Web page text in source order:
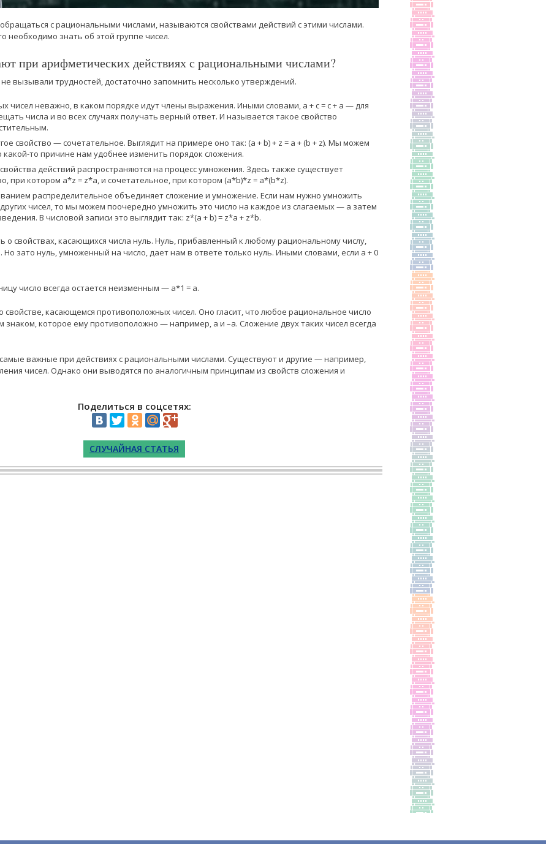
с рациональными числами, называются свойствами действий с этими числами.
необходимо знать об этой группе чисел.
при арифметических действиях с рациональными числами?
вызывали трудностей, достаточно запомнить несколько утверждений.
чисел неважно, в каком порядке идут члены выражения. Иными словами, а + с = с + а — для
числа и во всех случаях получать верный ответ. И называется такое свойство
свойство — сочетательное. Выглядит на примере оно так: (a + b) + z = a + (b + z). Мы можем
какой-то причине нам удобнее изменить порядок сложения.
действий распространяются на процесс умножения. Здесь также существует
при котором a*z = z*a, и сочетательное, при котором (a*b)*z = a*(b*z).
распределительное объединяет сложение и умножение. Если нам нужно умножить
чисел, то мы можем поочередно умножить это число на каждое из слагаемых — а затем
В числовой записи это выглядит так: z*(a + b) = z*a + z*b.
о свойствах, касающихся числа нуль. Нуль, прибавленный к любому рациональному числу,
Но зато нуль, умноженный на число, дает нам в ответе только нуль. Иными словами, если а + 0
число всегда остается неизменным — а*1 = а.
касающемся противоположных чисел. Оно гласит, что любое рациональное число
знаком, которое ему противоположно — например, а и –а. Сложение двух таких чисел всегда
важные при действиях с рациональными числами. Существуют и другие — например,
чисел. Однако они выводятся по аналогичным принципам из свойств сложения и
Поделиться в соцсетях:
СЛУЧАЙНАЯ СТАТЬЯ